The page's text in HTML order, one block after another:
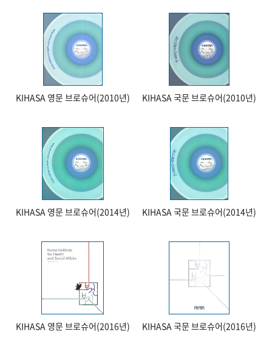
KIHASA 영문 브로슈어(2010년) KIHASA 국문 브로슈어(2010년)
KIHASA 영문 브로슈어(2014년) KIHASA 국문 브로슈어(2014년)
KIHASA 영문 브로슈어(2016년) KIHASA 국문 브로슈어(2016년)